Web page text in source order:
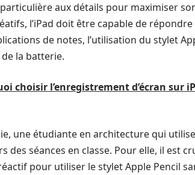
aux détails pour maximiser
l’iPad doit être capable de
de notes, l’utilisation du stylet
la batterie.
choisir l’enregistrement d’écran sur
une étudiante en architecture qui
des séances en classe. Pour elle, il est
pour utiliser le stylet Apple Pencil